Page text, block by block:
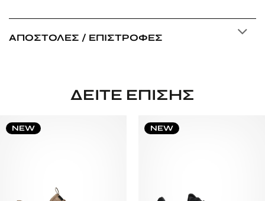
ΑΠΟΣΤΟΛΈΣ / ΕΠΙΣΤΡΟΦΈΣ
ΔΕΊΤΕ ΕΠΊΣΗΣ
NEW NEW